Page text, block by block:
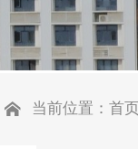
当前位置： 首页